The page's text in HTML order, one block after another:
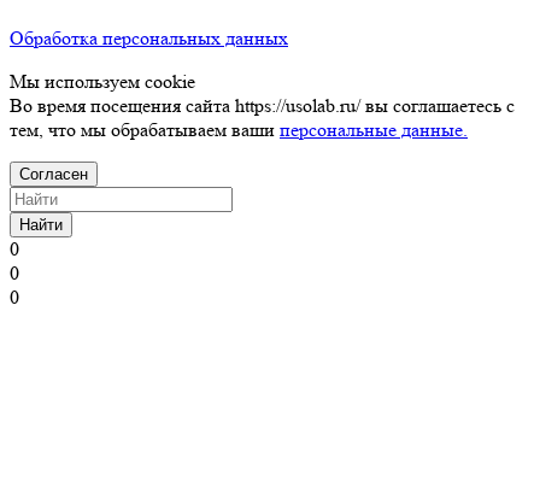
Обработка персональных данных
Мы используем cookie
Во время посещения сайта https://usolab.ru/ вы соглашаетесь с
тем, что мы обрабатываем ваши персональные данные.
Согласен
Найти
0
0
0